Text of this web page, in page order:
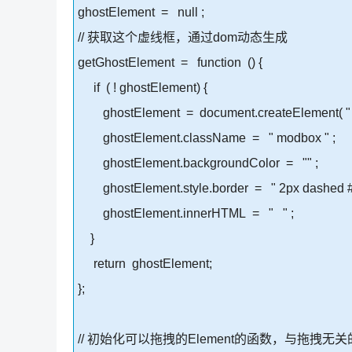
ghostElement = null ;
// 获取这个虚线框，通过dom动态生成
getGhostElement = function () {
if ( ! ghostElement) {
ghostElement = document.createElement( "
ghostElement.className = " modbox " ;
ghostElement.backgroundColor = "" ;
ghostElement.style.border = " 2px dashed
ghostElement.innerHTML = " " ;
}
return ghostElement;
};
// 初始化可以拖拽的Element的函数，与拖拽无关